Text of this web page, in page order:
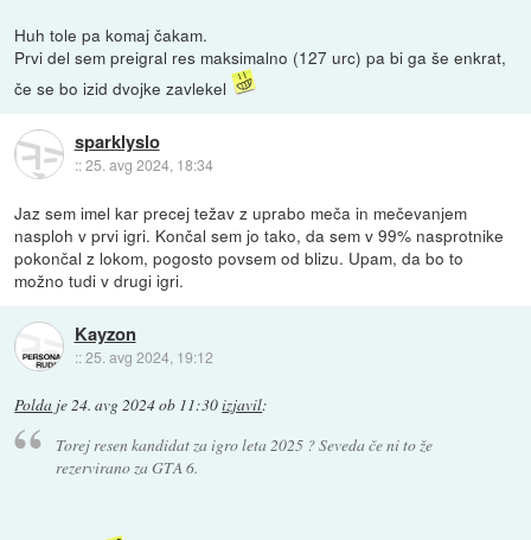
Huh tole pa komaj čakam.
Prvi del sem preigral res maksimalno (127 urc) pa bi ga še enkrat,
če se bo izid dvojke zavlekel
sparklyslo
::25. avg 2024, 18:34
Jaz sem imel kar precej težav z uprabo meča in mečevanjem
nasploh v prvi igri. Končal sem jo tako, da sem v 99% nasprotnike
pokončal z lokom, pogosto povsem od blizu. Upam, da bo to
možno tudi v drugi igri.
Kayzon
::25. avg 2024, 19:12
Polda je24. avg 2024 ob 11:30izjavil:
Torej resen kandidat za igro leta 2025 ? Seveda če ni to že
rezervirano za GTA 6.